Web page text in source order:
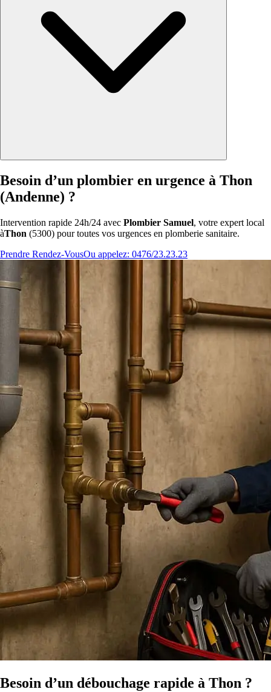
Besoin d’un plombier en urgence à Thon
(Andenne) ?
Intervention rapide 24h/24 avec Plombier Samuel, votre expert local
àThon (5300) pour toutes vos urgences en plomberie sanitaire.
Prendre Rendez-VousOu appelez: 0476/23.23.23
Besoin d’un débouchage rapide à Thon ?